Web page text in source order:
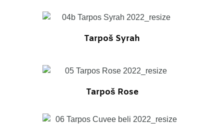
Tarpoš Syrah
Tarpoš Rose